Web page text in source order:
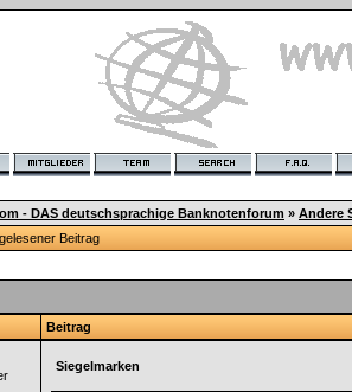
- DAS deutschsprachige Banknotenforum » Andere
Beitrag
Beitrag
Siegelmarken